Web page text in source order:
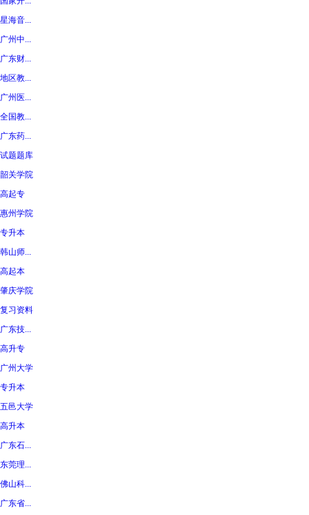
星海音...
广州中...
广东财...
地区教...
广州医...
全国教...
广东药...
试题题库
韶关学院
高起专
惠州学院
专升本
韩山师...
高起本
肇庆学院
复习资料
广东技...
高升专
广州大学
专升本
五邑大学
高升本
广东石...
东莞理...
佛山科...
广东省...